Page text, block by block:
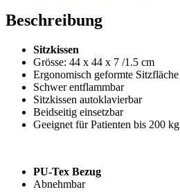
Beschreibung
Sitzkissen
Grösse: 44 x 44 x 7 /1.5 cm
Ergonomisch geformte Sitzfläche
Schwer entflammbar
Sitzkissen autoklavierbar
Beidseitig einsetzbar
Geeignet für Patienten bis 200 kg
PU-Tex Bezug
Abnehmbar